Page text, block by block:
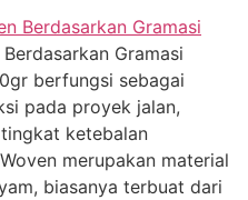
Gramasi
berfungsi sebagai
pada proyek jalan,
ketebalan
merupakan material
biasanya terbuat dari